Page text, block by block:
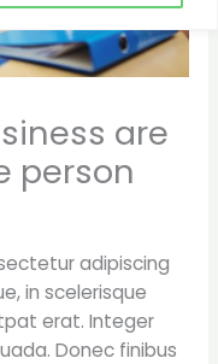
are
person
adipiscing
in scelerisque
erat. Integer
Donec finibus